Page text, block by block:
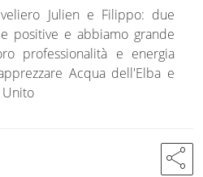
Julien e Filippo: due
positive e abbiamo grande
professionalità e energia
Acqua dell'Elba e
Unito
share